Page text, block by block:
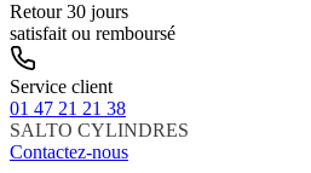
Retour 30 jours
satisfait ou remboursé
Service client
01 47 21 21 38
SALTO CYLINDRES
Contactez-nous